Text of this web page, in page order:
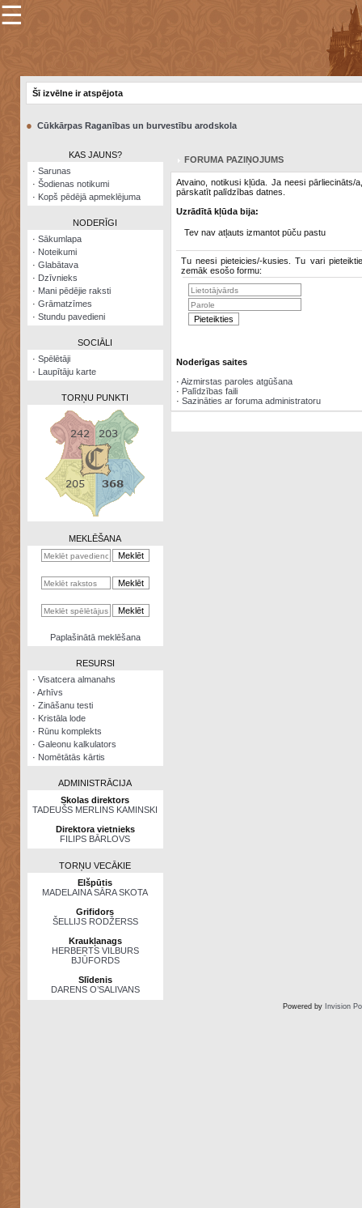
×
Šodienas
notikumi
Visatcera
almanahs
Arhīvs
Zināšanu
kalkulators
Nomētātās
☰
Šī izvēlne ir atspējota
● Cūkkārpas Raganības un burvestību arodskola
KAS JAUNS?
· Sarunas
· Šodienas notikumi
· Kopš pēdējā apmeklējuma
NODERĪGI
· Sākumlapa
· Noteikumi
· Glabātava
· Dzīvnieks
· Mani pēdējie raksti
· Grāmatzīmes
· Stundu pavedieni
SOCIĀLI
· Spēlētāji
· Laupītāju karte
TORŅU PUNKTI
MEKLĒŠANA
Paplašinātā meklēšana
RESURSI
· Visatcera almanahs
· Arhīvs
· Zināšanu testi
· Kristāla lode
· Rūnu komplekts
· Galeonu kalkulators
· Nomētātās kārtis
ADMINISTRĀCIJA
Skolas direktors
TADEUŠS MERLINS KAMINSKI
Direktora vietnieks
FILIPS BĀRLOVS
TORŅU VECĀKIE
Elšpūtis
MADELAINA SĀRA SKOTA
Grifidors
ŠELLIJS RODŽERSS
Kraukļanags
HERBERTS VILBURS
BJŪFORDS
Slīdenis
DARENS O’SALIVANS
FORUMA PAZIŅOJUMS
Atvaino, notikusi kļūda. Ja neesi pārliecināts/
pārskatīt palīdzības datnes.
Uzrādītā kļūda bija:
Tev nav atļauts izmantot pūču pastu
Tu neesi pieteicies/-kusies. Tu vari
zemāk esošo formu:
Noderīgas saites
· Aizmirstas paroles atgūšana
· Palīdzības faili
· Sazināties ar foruma administratoru
Powered by Invision